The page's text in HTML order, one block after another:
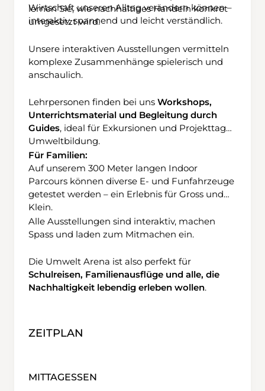
könnte bei Nässe heikel sein. Nachdem diese
Schlüsselstelle geschafft ist, geht es
Schächentaler Windgällen im Angesicht,
hinunter zur Alp Wannelen. Der Besuch im
Alpbeizli verkürzt die Wartezeit auf die
nach Unterschächen fährt.
Wirtschaft unseren Alltag verändern können –
interaktiv, spannend und leicht verständlich.
lernen Sie, wie nachhaltiges Handeln konkret
umgesetzt wird.
Unsere interaktiven Ausstellungen vermitteln
komplexe Zusammenhänge spielerisch und
anschaulich.
Lehrpersonen finden bei uns Workshops,
Unterrichtsmaterial und Begleitung durch
Guides, ideal für Exkursionen und Projekttage:
Umweltbildung.
Für Familien:
Auf unserem 300 Meter langen Indoor
Parcours können diverse E- und Funfahrzeuge
getestet werden – ein Erlebnis für Gross und
Klein.
Alle Ausstellungen sind interaktiv, machen
Spass und laden zum Mitmachen ein.
Die Umwelt Arena ist also perfekt für
Schulreisen, Familienausflüge und alle, die
Nachhaltigkeit lebendig erleben wollen.
ZEITPLAN
MITTAGESSEN